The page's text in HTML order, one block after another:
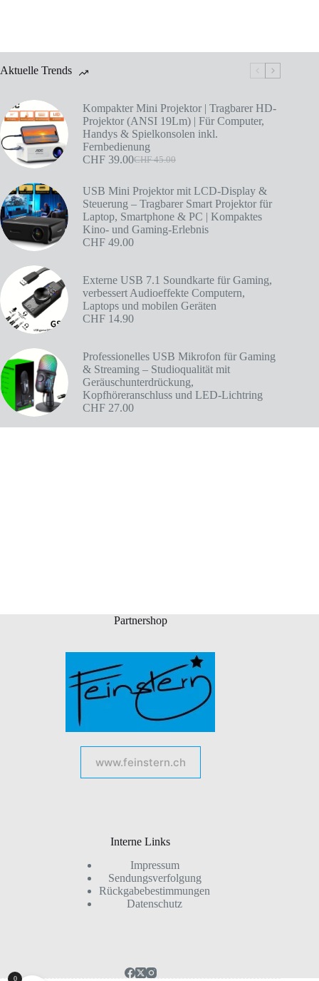
Aktuelle Trends
Kompakter Mini Projektor | Tragbarer HD-
Projektor (ANSI 19Lm) | Für Computer,
Handys & Spielkonsolen inkl.
Fernbedienung
CHF45.00
CHF 39.00
USB Mini Projektor mit LCD-Display &
Steuerung – Tragbarer Smart Projektor für
Laptop, Smartphone & PC | Kompaktes
Kino- und Gaming-Erlebnis
CHF 49.00
Externe USB 7.1 Soundkarte für Gaming,
verbessert Audioeffekte Computern,
Laptops und mobilen Geräten
CHF 14.90
Professionelles USB Mikrofon für Gaming
& Streaming – Studioqualität mit
Geräuschunterdrückung,
Kopfhöreranschluss und LED-Lichtring
CHF 27.00
Partnershop
www.feinstern.ch
Interne Links
Impressum
Sendungsverfolgung
Rückgabebestimmungen
Datenschutz
0